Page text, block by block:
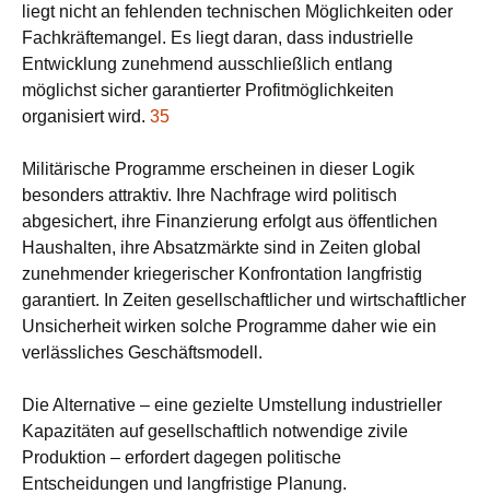
liegt nicht an fehlenden technischen Möglichkeiten oder
Fachkräftemangel. Es liegt daran, dass industrielle
Entwicklung zunehmend ausschließlich entlang
möglichst sicher garantierter Profitmöglichkeiten
organisiert wird. 35
Militärische Programme erscheinen in dieser Logik
besonders attraktiv. Ihre Nachfrage wird politisch
abgesichert, ihre Finanzierung erfolgt aus öffentlichen
Haushalten, ihre Absatzmärkte sind in Zeiten global
zunehmender kriegerischer Konfrontation langfristig
garantiert. In Zeiten gesellschaftlicher und wirtschaftlicher
Unsicherheit wirken solche Programme daher wie ein
verlässliches Geschäftsmodell.
Die Alternative – eine gezielte Umstellung industrieller
Kapazitäten auf gesellschaftlich notwendige zivile
Produktion – erfordert dagegen politische
Entscheidungen und langfristige Planung.